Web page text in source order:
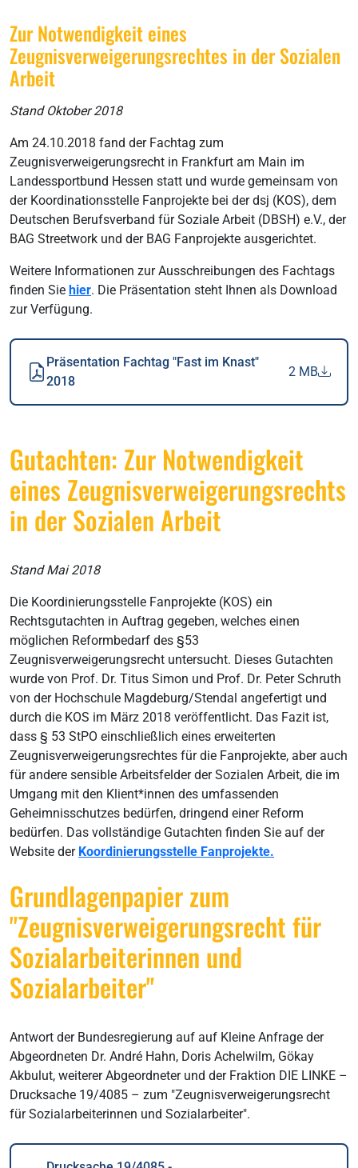
Zur Notwendigkeit eines
Zeugnisverweigerungsrechtes in der Sozialen
Arbeit
Stand Oktober 2018
Am 24.10.2018 fand der Fachtag zum
Zeugnisverweigerungsrecht in Frankfurt am Main im
Landessportbund Hessen statt und wurde gemeinsam von
der Koordinationsstelle Fanprojekte bei der dsj (KOS), dem
Deutschen Berufsverband für Soziale Arbeit (DBSH) e.V., der
BAG Streetwork und der BAG Fanprojekte ausgerichtet.
Weitere Informationen zur Ausschreibungen des Fachtags
finden Sie hier. Die Präsentation steht Ihnen als Download
zur Verfügung.
Präsentation Fachtag "Fast im Knast"
2018
2 MB
Gutachten: Zur Notwendigkeit
eines Zeugnisverweigerungsrechts
in der Sozialen Arbeit
Stand Mai 2018
Die Koordinierungsstelle Fanprojekte (KOS) ein
Rechtsgutachten in Auftrag gegeben, welches einen
möglichen Reformbedarf des §53
Zeugnisverweigerungsrecht untersucht. Dieses Gutachten
wurde von Prof. Dr. Titus Simon und Prof. Dr. Peter Schruth
von der Hochschule Magdeburg/Stendal angefertigt und
durch die KOS im März 2018 veröffentlicht. Das Fazit ist,
dass § 53 StPO einschließlich eines erweiterten
Zeugnisverweigerungsrechtes für die Fanprojekte, aber auch
für andere sensible Arbeitsfelder der Sozialen Arbeit, die im
Umgang mit den Klient*innen des umfassenden
Geheimnisschutzes bedürfen, dringend einer Reform
bedürfen. Das vollständige Gutachten finden Sie auf der
Website der Koordinierungsstelle Fanprojekte.
Grundlagenpapier zum
"Zeugnisverweigerungsrecht für
Sozialarbeiterinnen und
Sozialarbeiter"
Antwort der Bundesregierung auf auf Kleine Anfrage der
Abgeordneten Dr. André Hahn, Doris Achelwilm, Gökay
Akbulut, weiterer Abgeordneter und der Fraktion DIE LINKE –
Drucksache 19/4085 – zum "Zeugnisverweigerungsrecht
für Sozialarbeiterinnen und Sozialarbeiter".